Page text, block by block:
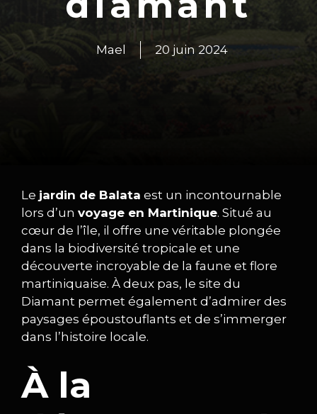
Mael 20 juin 2024
Le jardin de Balata est un incontournable
lors d’un voyage en Martinique. Situé au
cœur de l’île, il offre une véritable plongée
dans la biodiversité tropicale et une
découverte incroyable de la faune et flore
martiniquaise. À deux pas, le site du
Diamant permet également d’admirer des
paysages époustouflants et de s’immerger
dans l’histoire locale.
À la